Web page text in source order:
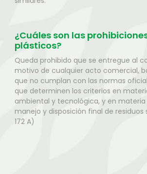
¿Cuáles son las
plásticos?
Queda prohibido que se entregue al
motivo de cualquier acto comercial,
que no cumplan con las normas
que determinen los criterios en
ambiental y tecnológica, y en
manejo y disposición final de residuos
172 A)